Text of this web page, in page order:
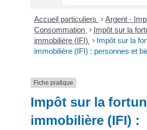
Accueil particuliers > Argent -
Consommation > Impôt sur la
immobilière (IFI) > Impôt sur la
immobilière (IFI) : personnes et
Fiche pratique
Impôt sur la
immobilière (IFI) :